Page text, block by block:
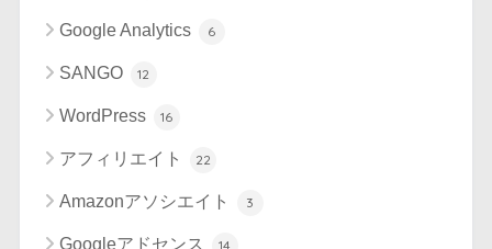
Google Analytics 6
SANGO 12
WordPress 16
アフィリエイト 22
Amazonアソシエイト 3
Googleアドセンス 14